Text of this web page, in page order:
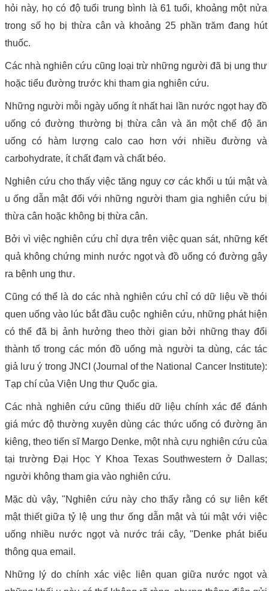
hỏi này, họ có độ tuổi trung bình là 61 tuổi, khoảng một nửa
trong số họ bị thừa cân và khoảng 25 phần trăm đang hút
thuốc.
Các nhà nghiên cứu cũng loại trừ những người đã bị ung thư
hoặc tiểu đường trước khi tham gia nghiên cứu.
Những người mỗi ngày uống ít nhất hai lần nước ngọt hay đồ
uống có đường thường bị thừa cân và ăn một chế độ ăn
uống có hàm lượng calo cao hơn với nhiều đường và
carbohydrate, ít chất đạm và chất béo.
Nghiên cứu cho thấy việc tăng nguy cơ các khối u túi mật và
u ống dẫn mật đối với những người tham gia nghiên cứu bị
thừa cân hoặc không bị thừa cân.
Bởi vì việc nghiên cứu chỉ dựa trên việc quan sát, những kết
quả không chứng minh nước ngọt và đồ uống có đường gây
ra bệnh ung thư.
Cũng có thể là do các nhà nghiên cứu chỉ có dữ liệu về thói
quen uống vào lúc bắt đầu cuộc nghiên cứu, những phát hiện
có thể đã bị ảnh hưởng theo thời gian bởi những thay đổi
thành tố trong các món đồ uống mà người ta dùng, các tác
giả lưu ý trong JNCI (Journal of the National Cancer Institute):
Tạp chí của Viện Ung thư Quốc gia.
Các nhà nghiên cứu cũng thiếu dữ liệu chính xác để đánh
giá mức độ thường xuyên dùng các thức uống có đường ăn
kiêng, theo tiến sĩ Margo Denke, một nhà cựu nghiên cứu của
tại trường Đại Học Y Khoa Texas Southwestern ở Dallas;
người không tham gia vào nghiên cứu.
Mặc dù vậy, "Nghiên cứu này cho thấy rằng có sự liên kết
mật thiết giữa tỷ lệ ung thư ống dẫn mật và túi mật với việc
uống nhiều nước ngọt và nước trái cây, "Denke phát biểu
thông qua email.
Những lý do chính xác việc liên quan giữa nước ngọt và